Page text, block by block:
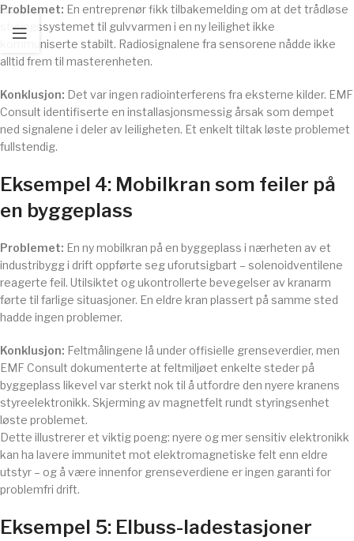
Problemet: En entreprenør fikk tilbakemelding om at det trådløse
styringssystemet til gulvvarmen i en ny leilighet ikke
kommuniserte stabilt. Radiosignalene fra sensorene nådde ikke
alltid frem til masterenheten.
Konklusjon: Det var ingen radiointerferens fra eksterne kilder. EMF
Consult identifiserte en installasjonsmessig årsak som dempet
ned signalene i deler av leiligheten. Et enkelt tiltak løste problemet
fullstendig.
Eksempel 4: Mobilkran som feiler på
en byggeplass
Problemet: En ny mobilkran på en byggeplass i nærheten av et
industribygg i drift oppførte seg uforutsigbart – solenoidventilene
reagerte feil. Utilsiktet og ukontrollerte bevegelser av kranarm
førte til farlige situasjoner. En eldre kran plassert på samme sted
hadde ingen problemer.
Konklusjon: Feltmålingene lå under offisielle grenseverdier, men
EMF Consult dokumenterte at feltmiljøet enkelte steder på
byggeplass likevel var sterkt nok til å utfordre den nyere kranens
styreelektronikk. Skjerming av magnetfelt rundt styringsenhet
løste problemet.
Dette illustrerer et viktig poeng: nyere og mer sensitiv elektronikk
kan ha lavere immunitet mot elektromagnetiske felt enn eldre
utstyr – og å være innenfor grenseverdiene er ingen garanti for
problemfri drift.
Eksempel 5: Elbuss-ladestasjoner